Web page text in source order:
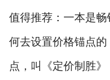
值得推荐：一本是
何去设置价格锚点
点，叫《定价制胜